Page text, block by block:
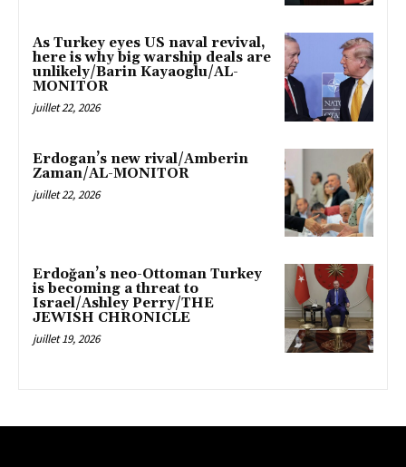
As Turkey eyes US naval revival,
here is why big warship deals are
unlikely/Barin Kayaoglu/AL-
MONITOR
juillet 22, 2026
Erdogan’s new rival/Amberin
Zaman/AL-MONITOR
juillet 22, 2026
Erdoğan’s neo-Ottoman Turkey
is becoming a threat to
Israel/Ashley Perry/THE
JEWISH CHRONICLE
juillet 19, 2026